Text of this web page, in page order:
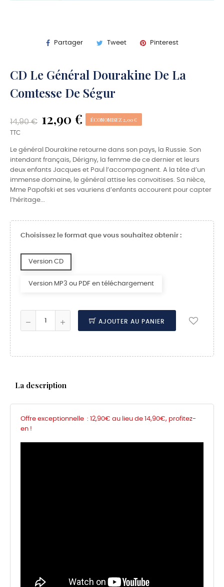
Partager Tweet Pinterest
CD Le Général Dourakine De La
Comtesse De Ségur
14,90 € 12,90 € ÉCONOMISEZ 2,00 €
TTC
Le général Dourakine retourne dans son pays, la Russie. Son
intendant français, Dérigny, la femme de ce dernier et leurs
deux enfants Jacques et Paul l’accompagnent. A la tête d’un
immense domaine, le général attise les convoitises. Sa nièce,
Mme Papofski et ses vauriens d’enfants accourent pour capter
l’héritage...
Choisissez le format que vous souhaitez obtenir :
Version CD
Version MP3 ou PDF en téléchargement
AJOUTER AU PANIER
La description
Offre exceptionnelle : 12,90€ au lieu de 14,90€, profitez-
en !